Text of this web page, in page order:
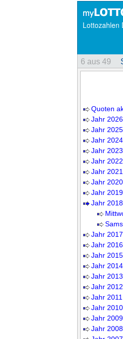
Lottozahlen
6 aus 49
Quoten
Jahr 2026
Jahr 2025
Jahr 2024
Jahr 2023
Jahr 2022
Jahr 2021
Jahr 2020
Jahr 2019
Jahr 2018
Jahr 2017
Jahr 2016
Jahr 2015
Jahr 2014
Jahr 2013
Jahr 2012
Jahr 2011
Jahr 2010
Jahr 2009
Jahr 2008